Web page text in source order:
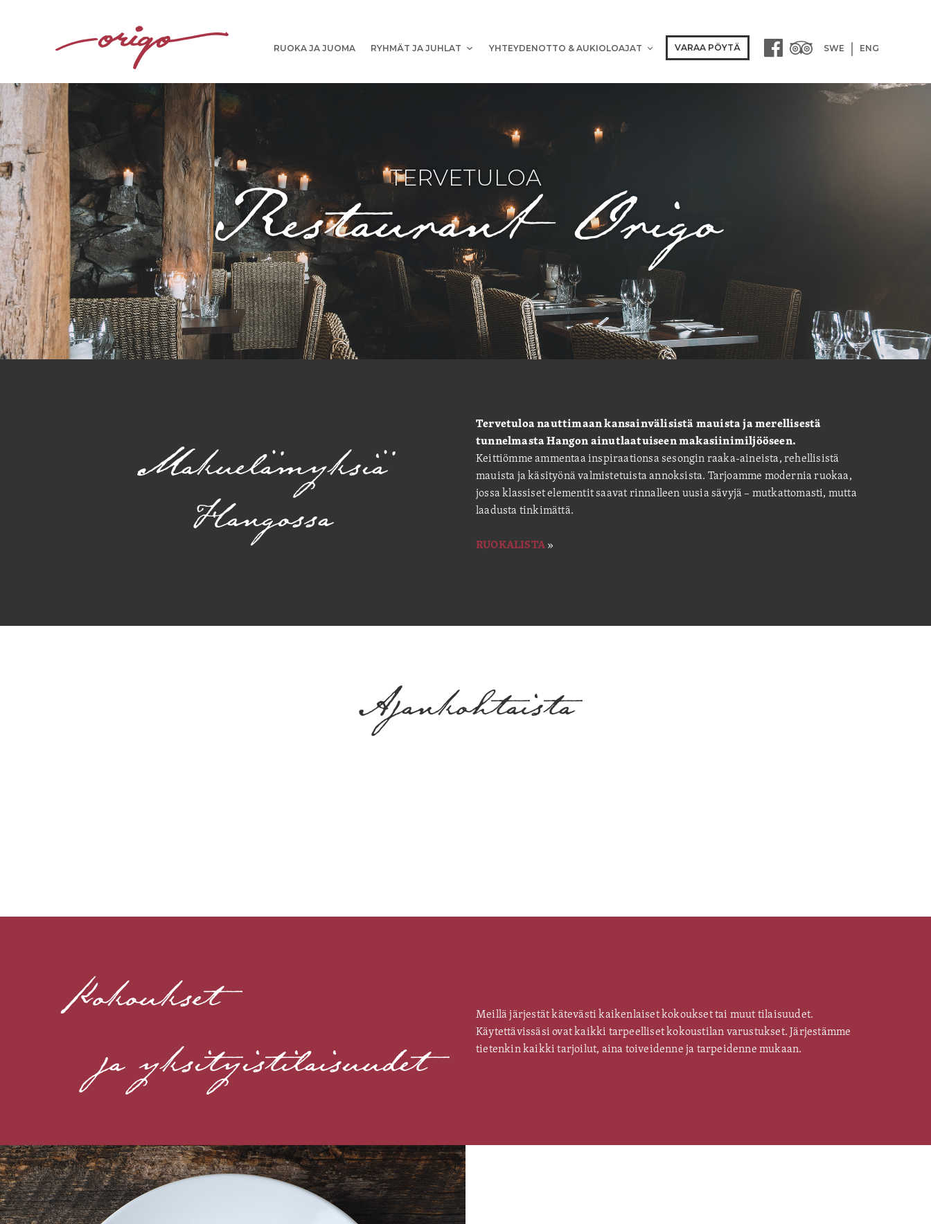
ENG
SWE
RUOKA JA JUOMA RYHMÄT JA JUHLAT YHTEYDENOTTO & AUKIOLOAJAT VARAA PÖYTÄ
TERVETULOA
Restaurant Origo
Maku­elämyksiä
Hangossa
Tervetuloa nauttimaan kansainvälisistä mauista ja merellisestä
tunnelmasta Hangon ainutlaatuiseen makasiinimiljööseen.
Keittiömme ammentaa inspiraationsa sesongin raaka-aineista, rehellisistä
mauista ja käsityönä valmistetuista annoksista. Tarjoamme modernia ruokaa,
jossa klassiset elementit saavat rinnalleen uusia sävyjä – mutkattomasti, mutta
laadusta tinkimättä.
RUOKALISTA»
Ajan­kohtaista
Kokoukset
ja yksityis­tilaisuudet
Meillä järjestät kätevästi kaikenlaiset kokoukset tai muut tilaisuudet.
Käytettävissäsi ovat kaikki tarpeelliset kokoustilan varustukset. Järjestämme
tietenkin kaikki tarjoilut, aina toiveidenne ja tarpeidenne mukaan.